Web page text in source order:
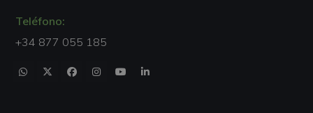
Teléfono:
+34 877 055 185